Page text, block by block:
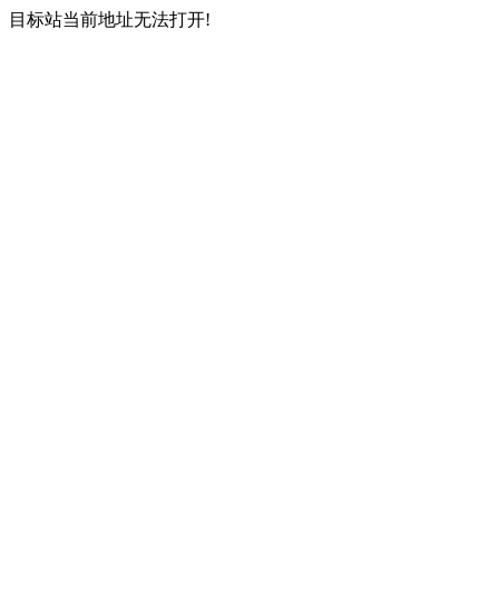
目标站当前地址无法打开!